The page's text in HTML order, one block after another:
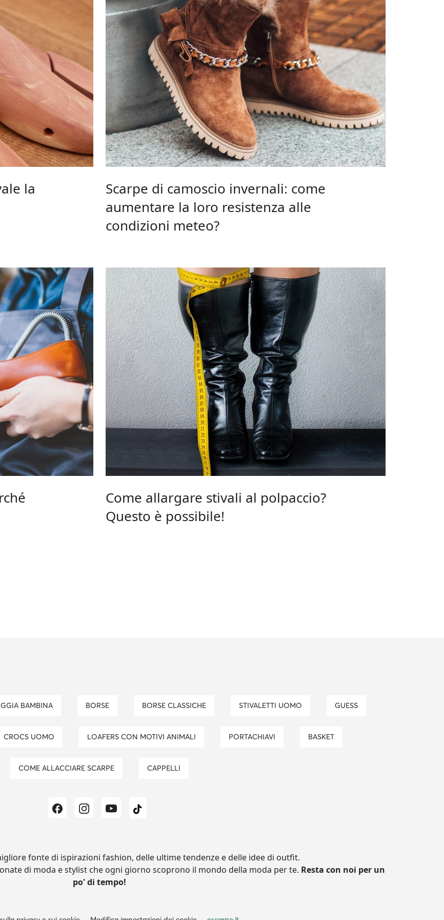
la
Scarpe di camoscio invernali: come
aumentare la loro resistenza alle
condizioni meteo?
Come allargare stivali al polpaccio?
Questo è possibile!
BAMBINA BORSE BORSE CLASSICHE STIVALETTI UOMO GUESS
CROCS UOMO LOAFERS CON MOTIVI ANIMALI PORTACHIAVI BASKET
COME ALLACCIARE SCARPE CAPPELLI
fonte di ispirazioni fashion, delle ultime tendenze e delle idee di outfit.
di moda e stylist che ogni giorno scoprono il mondo della moda per te. Resta con noi per un
po' di tempo!